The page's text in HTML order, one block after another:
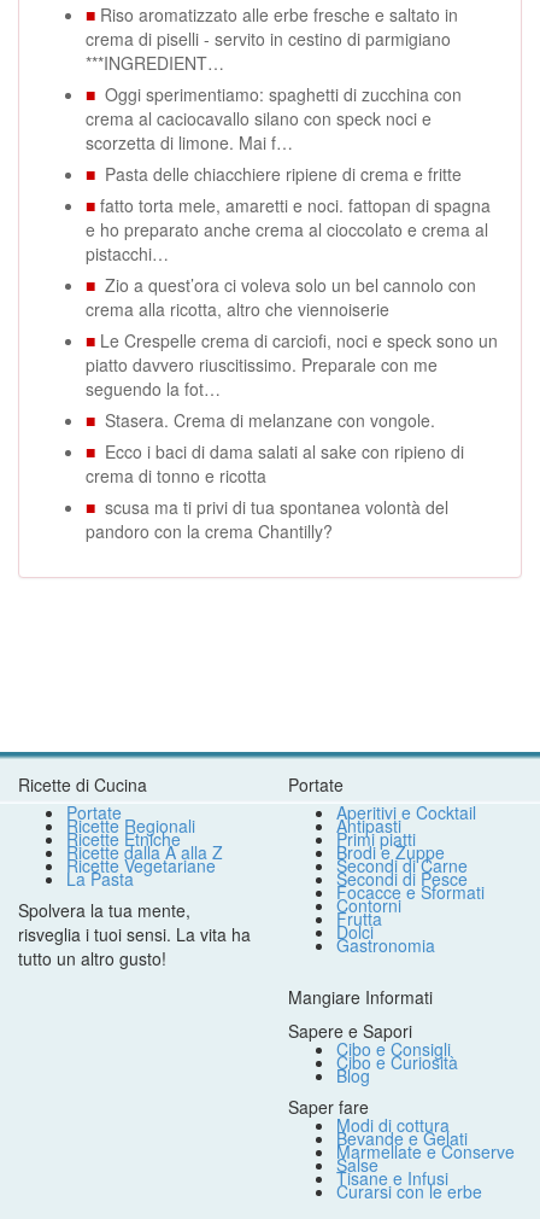
■ Riso aromatizzato alle erbe fresche e saltato in
crema di piselli - servito in cestino di parmigiano
***INGREDIENT…
■ Oggi sperimentiamo: spaghetti di zucchina con
crema al caciocavallo silano con speck noci e
scorzetta di limone. Mai f…
■ Pasta delle chiacchiere ripiene di crema e fritte
■ fatto torta mele, amaretti e noci. fattopan di spagna
e ho preparato anche crema al cioccolato e crema al
pistacchi…
■ Zio a quest’ora ci voleva solo un bel cannolo con
crema alla ricotta, altro che viennoiserie
■ Le Crespelle crema di carciofi, noci e speck sono un
piatto davvero riuscitissimo. Preparale con me
seguendo la fot…
■ Stasera. Crema di melanzane con vongole.
■ Ecco i baci di dama salati al sake con ripieno di
crema di tonno e ricotta
■ scusa ma ti privi di tua spontanea volontà del
pandoro con la crema Chantilly?
Ricette di Cucina
Portate
Ricette Regionali
Ricette Etniche
Ricette dalla A alla Z
Ricette Vegetariane
La Pasta
Spolvera la tua mente,
risveglia i tuoi sensi. La vita ha
tutto un altro gusto!
Portate
Aperitivi e Cocktail
Antipasti
Primi piatti
Brodi e Zuppe
Secondi di Carne
Secondi di Pesce
Focacce e Sformati
Contorni
Frutta
Dolci
Gastronomia
Mangiare Informati
Sapere e Sapori
Cibo e Consigli
Cibo e Curiosità
Blog
Saper fare
Modi di cottura
Bevande e Gelati
Marmellate e Conserve
Salse
Tisane e Infusi
Curarsi con le erbe